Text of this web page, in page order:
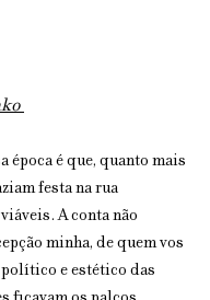
época é que, quanto mais
festa na rua
A conta não
minha, de quem vos
e estético das